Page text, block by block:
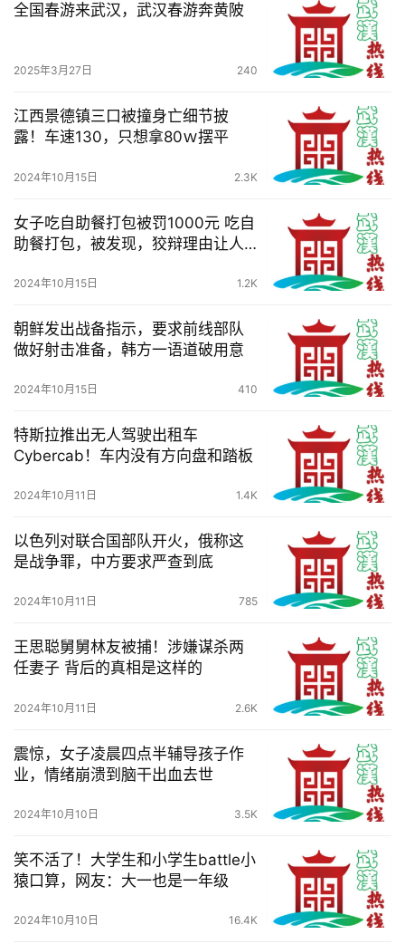
办
游
生
科
科
观
于
我
服
务
航
全国春游来武汉，武汉春游奔黄陂
2025年3月27日 240
江西景德镇三口被撞身亡细节披
露！车速130，只想拿80ｗ摆平
2024年10月15日 2.3K
女子吃自助餐打包被罚1000元 吃自
助餐打包，被发现，狡辩理由让人
2024年10月15日 1.2K
朝鲜发出战备指示，要求前线部队
做好射击准备，韩方一语道破用意
2024年10月15日 410
特斯拉推出无人驾驶出租车
Cybercab！车内没有方向盘和踏板
2024年10月11日 1.4K
以色列对联合国部队开火，俄称这
是战争罪，中方要求严查到底
2024年10月11日 785
王思聪舅舅林友被捕！涉嫌谋杀两
任妻子 背后的真相是这样的
2024年10月11日 2.6K
震惊，女子凌晨四点半辅导孩子作
业，情绪崩溃到脑干出血去世
2024年10月10日 3.5K
笑不活了！大学生和小学生battle小
猿口算，网友：大一也是一年级
2024年10月10日 16.4K